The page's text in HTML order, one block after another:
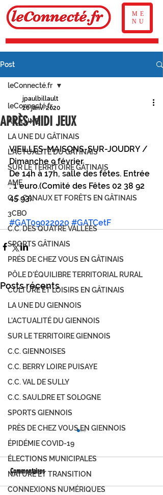
ME
NU
Post
leConnecté.fr
À LA UNE
LA UNE DU GÂTINAIS
L'ACTUALITÉ DU GÂTINAIS
SUR LE TERRITOIRE GÂTINAIS
AME
C.C. CANAUX ET FORÊTS EN GÂTINAIS
3CBO
C.C. DES QUATRE VALLÉES
SPORTS GÂTINAIS
PRÉS DE CHEZ VOUS EN GÂTINAIS
PÔLE D'ÉQUILIBRE TERRITORIAL RURAL
CULTURE ET LOISIRS EN GÂTINAIS
LA UNE DU GIENNOIS
L'ACTUALITÉ DU GIENNOIS
SUR LE TERRITOIRE GIENNOIS
C.C. GIENNOISES
C.C. BERRY LOIRE PUISAYE
C.C. VAL DE SULLY
C.C. SAULDRE ET SOLOGNE
SPORTS GIENNOIS
PRÈS DE CHEZ VOUS EN GIENNOIS
ÉPIDÉMIE COVID-19
ÉLECTIONS MUNICIPALES
NATURE ET TRANSITION
CONNEXIONS NUMÉRIQUES
leConnecté.fr
APRÈS-MIDI JEUX
jpaulbillault
20 janv. 2020
VIEILLES-MAISONS-SUR-JOUDRY /
Dimanche 9 février
De 14h à 17h, salle des fêtes. Entrée
: 1 euro.(Comité des Fêtes 02 38 92
45 93).
#GAT09022020 #GATCetF
Posts récents
Commentaires